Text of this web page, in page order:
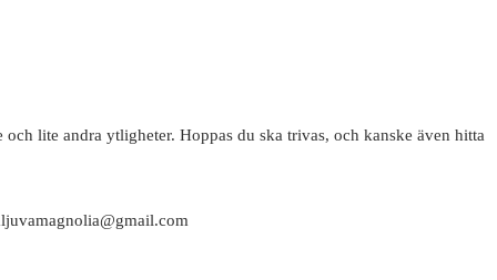
lite andra ytligheter. Hoppas du ska trivas, och kanske även hitta